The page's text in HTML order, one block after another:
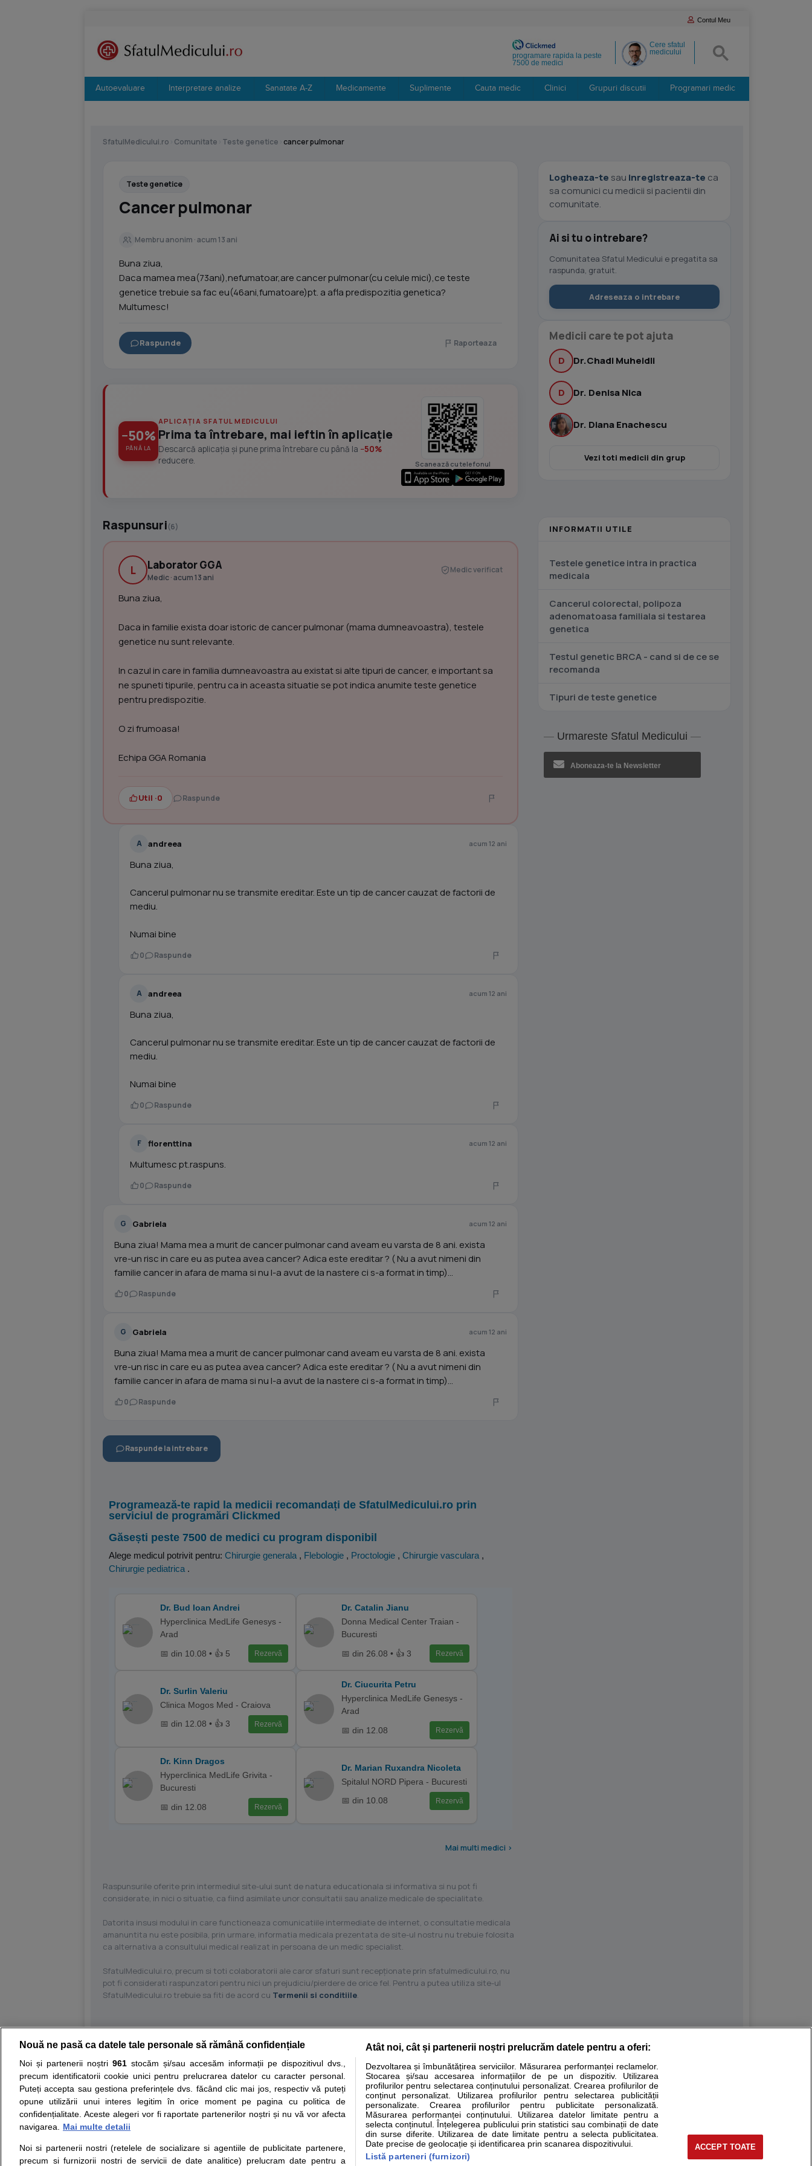
Contul Meu
Cere sfatul
medicului
programare rapida la peste
7500 de medici
Autoevaluare Interpretare analize Sanatate A-Z Medicamente Suplimente Cauta medic Clinici Grupuri discutii Programari medic
SfatulMedicului.ro Comunitate Teste genetice cancer pulmonar
Teste genetice
Cancer pulmonar
Membru anonim · acum 13 ani
Buna ziua,
Daca mamea mea(73ani),nefumatoar,are cancer pulmonar(cu celule mici),ce teste
genetice trebuie sa fac eu(46ani,fumatoare)pt. a afla predispozitia genetica?
Multumesc!
Raspunde Raporteaza
−50%
PÂNĂ LA
APLICAȚIA SFATUL MEDICULUI
Prima ta întrebare, mai ieftin în aplicație
Descarcă aplicația și pune prima întrebare cu până la −50%
reducere.
Scanează cu telefonul
Raspunsuri(6)
L Laborator GGA
Medic · acum 13 ani
Medic verificat
Buna ziua,
Daca in familie exista doar istoric de cancer pulmonar (mama dumneavoastra), testele
genetice nu sunt relevante.
In cazul in care in familia dumneavoastra au existat si alte tipuri de cancer, e important sa
ne spuneti tipurile, pentru ca in aceasta situatie se pot indica anumite teste genetice
pentru predispozitie.
O zi frumoasa!
Echipa GGA Romania
Util ·0 Raspunde
A andreea acum 12 ani
Buna ziua,
Cancerul pulmonar nu se transmite ereditar. Este un tip de cancer cauzat de factorii de
mediu.
Numai bine
0 Raspunde
A andreea acum 12 ani
Buna ziua,
Cancerul pulmonar nu se transmite ereditar. Este un tip de cancer cauzat de factorii de
mediu.
Numai bine
0 Raspunde
F florenttina acum 12 ani
Multumesc pt.raspuns.
0 Raspunde
G Gabriela acum 12 ani
Buna ziua! Mama mea a murit de cancer pulmonar cand aveam eu varsta de 8 ani. exista
vre-un risc in care eu as putea avea cancer? Adica este ereditar ? ( Nu a avut nimeni din
familie cancer in afara de mama si nu l-a avut de la nastere ci s-a format in timp)...
0 Raspunde
G Gabriela acum 12 ani
Buna ziua! Mama mea a murit de cancer pulmonar cand aveam eu varsta de 8 ani. exista
vre-un risc in care eu as putea avea cancer? Adica este ereditar ? ( Nu a avut nimeni din
familie cancer in afara de mama si nu l-a avut de la nastere ci s-a format in timp)...
0 Raspunde
Raspunde la intrebare
Programează-te rapid la medicii recomandați de SfatulMedicului.ro prin
serviciul de programări Clickmed
Găsești peste 7500 de medici cu program disponibil
Alege medicul potrivit pentru: Chirurgie generala , Flebologie , Proctologie , Chirurgie vasculara ,
Chirurgie pediatrica .
Dr. Bud Ioan Andrei
Hyperclinica MedLife Genesys -
Arad
📅 din 10.08 • 👍 5
Rezervă
Dr. Catalin Jianu
Donna Medical Center Traian -
Bucuresti
📅 din 26.08 • 👍 3
Rezervă
Dr. Surlin Valeriu
Clinica Mogos Med - Craiova
📅 din 12.08 • 👍 3
Rezervă
Dr. Ciucurita Petru
Hyperclinica MedLife Genesys -
Arad
📅 din 12.08
Rezervă
Dr. Kinn Dragos
Hyperclinica MedLife Grivita -
Bucuresti
📅 din 12.08
Rezervă
Dr. Marian Ruxandra Nicoleta
Spitalul NORD Pipera - Bucuresti
📅 din 10.08
Rezervă
Mai multi medici >
Raspunsurile oferite prin intermediul site-ului sunt de natura educationala si informativa si nu pot fi
considerate, in nici o situatie, ca fiind asimilate unor consultatii sau analize medicale de specialitate.
Datorita insusi modului in care functioneaza comunicatiile intermediate de internet, o consultatie medicala
amanuntita nu este posibila, prin urmare, informatia medicala prezentata de site-ul nostru nu trebuie folosita
ca alternativa a consultului medical realizat in persoana de un medic specialist.
SfatulMedicului.ro, precum si toti colaboratorii ale caror sfaturi sunt recepţionate prin sfatulmedicului.ro, nu
pot fi considerati raspunzatori pentru nici un prejudiciu/pierdere de orice fel. Pentru a putea utiliza site-ul
SfatulMedicului.ro trebuie sa fiti de acord cu Termenii si conditiile.
Logheaza-te sau inregistreaza-te ca
sa comunici cu medicii si pacientii din
comunitate.
Ai si tu o intrebare?
Comunitatea Sfatul Medicului e pregatita sa
raspunda, gratuit.
Adreseaza o intrebare
Medicii care te pot ajuta
D Dr.Chadi Muheidli
D Dr. Denisa Nica
Dr. Diana Enachescu
Vezi toti medicii din grup
INFORMATII UTILE
Testele genetice intra in practica
medicala
Cancerul colorectal, polipoza
adenomatoasa familiala si testarea
genetica
Testul genetic BRCA - cand si de ce se
recomanda
Tipuri de teste genetice
Urmareste Sfatul Medicului
Aboneaza-te la Newsletter
Resurse: Autoevaluare simptome Interpretare analize Specialitati medicale
Opiniile avizate ale medicilor, sfaturile si orice alte informatii despre sanatate disponibile pe sfatulmedicului.ro au scop informativ si educational. Ele nu pot substitui consultul medical direct si
nici diagnosticul stabilit in urma investigatiilor si analizelor medicale. Va sfatuim, ca pe langa informatia primita pe sfatulmedicului.ro sa consultati fie medicul Dvs., fie unul dintre medicii pe care
ii punem la dispozitie pentru programare in sistemul de programari la medic Clickmed.
Despre noi
Termeni si conditii
Drepturile consumatorului
Protectia consumatorilor -
Parteneri
Inscriere clinica
Pentru pacient
Nouă ne pasă ca datele tale personale să rămână confidențiale
Noi și partenerii noștri 961stocăm și/sau accesăm informații pe dispozitivul dvs.,
precum identificatorii cookie unici pentru prelucrarea datelor cu caracter personal.
Puteți accepta sau gestiona preferințele dvs. făcând clic mai jos, respectiv vă puteți
opune utilizării unui interes legitim în orice moment pe pagina cu politica de
confidențialitate. Aceste alegeri vor fi raportate partenerilor noștri și nu vă vor afecta
navigarea.
Mai multe detalii
Noi si partenerii nostri (retelele de socializare si agentiile de publicitate partenere,
precum si furnizorii nostri de servicii de date analitice) prelucram date pentru a
Atât noi, cât și partenerii noștri prelucrăm datele pentru a oferi:
Dezvoltarea și îmbunătățirea serviciilor. Măsurarea performanței reclamelor.
Stocarea și/sau accesarea informațiilor de pe un dispozitiv. Utilizarea
profilurilor pentru selectarea conținutului personalizat. Crearea profilurilor de
conținut personalizat. Utilizarea profilurilor pentru selectarea publicității
personalizate. Crearea profilurilor pentru publicitate personalizată.
Măsurarea performanței conținutului. Utilizarea datelor limitate pentru a
selecta conținutul. Înțelegerea publicului prin statistici sau combinații de date
din surse diferite. Utilizarea de date limitate pentru a selecta publicitatea.
Date precise de geolocație și identificarea prin scanarea dispozitivului.
Listă parteneri (furnizori)
ACCEPT TOATE